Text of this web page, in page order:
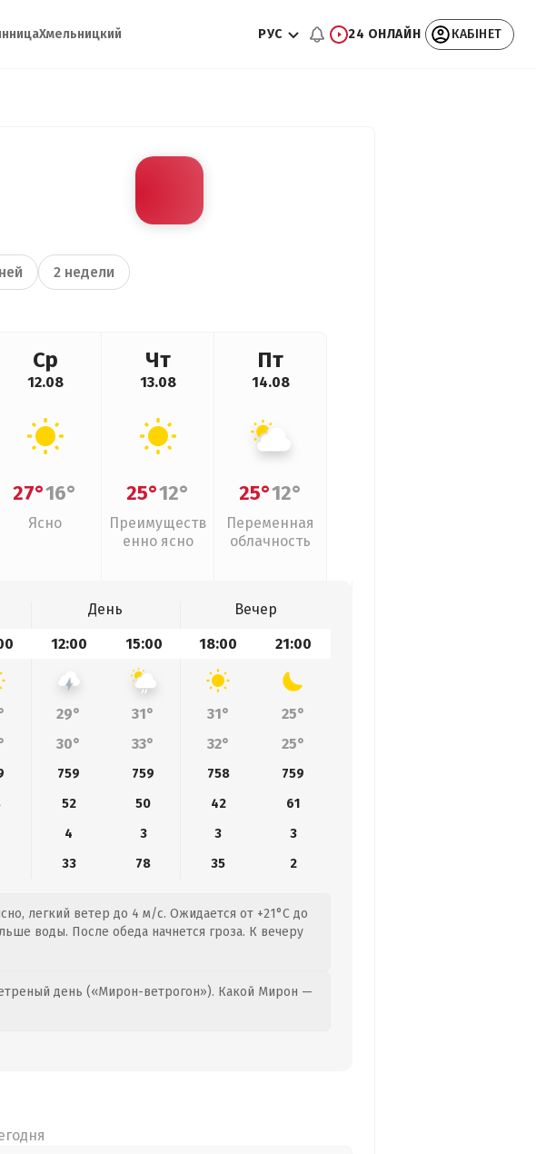
Хмельницкий РУС 24 ОНЛАЙН КАБІНЕТ
2 недели
Ср
12.08
27°16°
Ясно
Чт
13.08
25°12°
Преимуществ
енно ясно
Пт
14.08
25°12°
Переменная
облачность
День
Вечер
12:00 15:00 18:00 21:00
29° 31° 31°
25°
30° 33° 32° 25°
759 759 758
759
52 50 42
61
4 3 3
3
33 78 35 2
легкий ветер до 4 м/с. Ожидается от +21°C до
воды. После обеда начнется гроза. К вечеру
день («Мирон-ветрогон»). Какой Мирон —